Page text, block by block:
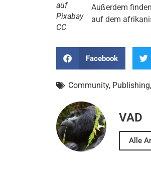
auf
Pixabay
CC
Außerdem
auf dem
Facebook
Community, Publishing,
VAD
Alle